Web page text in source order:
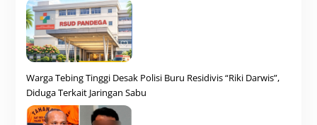
Warga Tebing Tinggi Desak Polisi Buru Residivis “Riki Darwis”,
Diduga Terkait Jaringan Sabu